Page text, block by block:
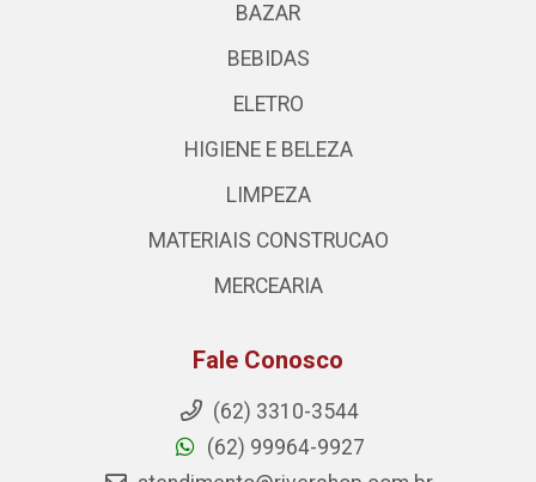
BAZAR
BEBIDAS
ELETRO
HIGIENE E BELEZA
LIMPEZA
MATERIAIS CONSTRUCAO
MERCEARIA
Fale Conosco
(62) 3310-3544
(62) 99964-9927